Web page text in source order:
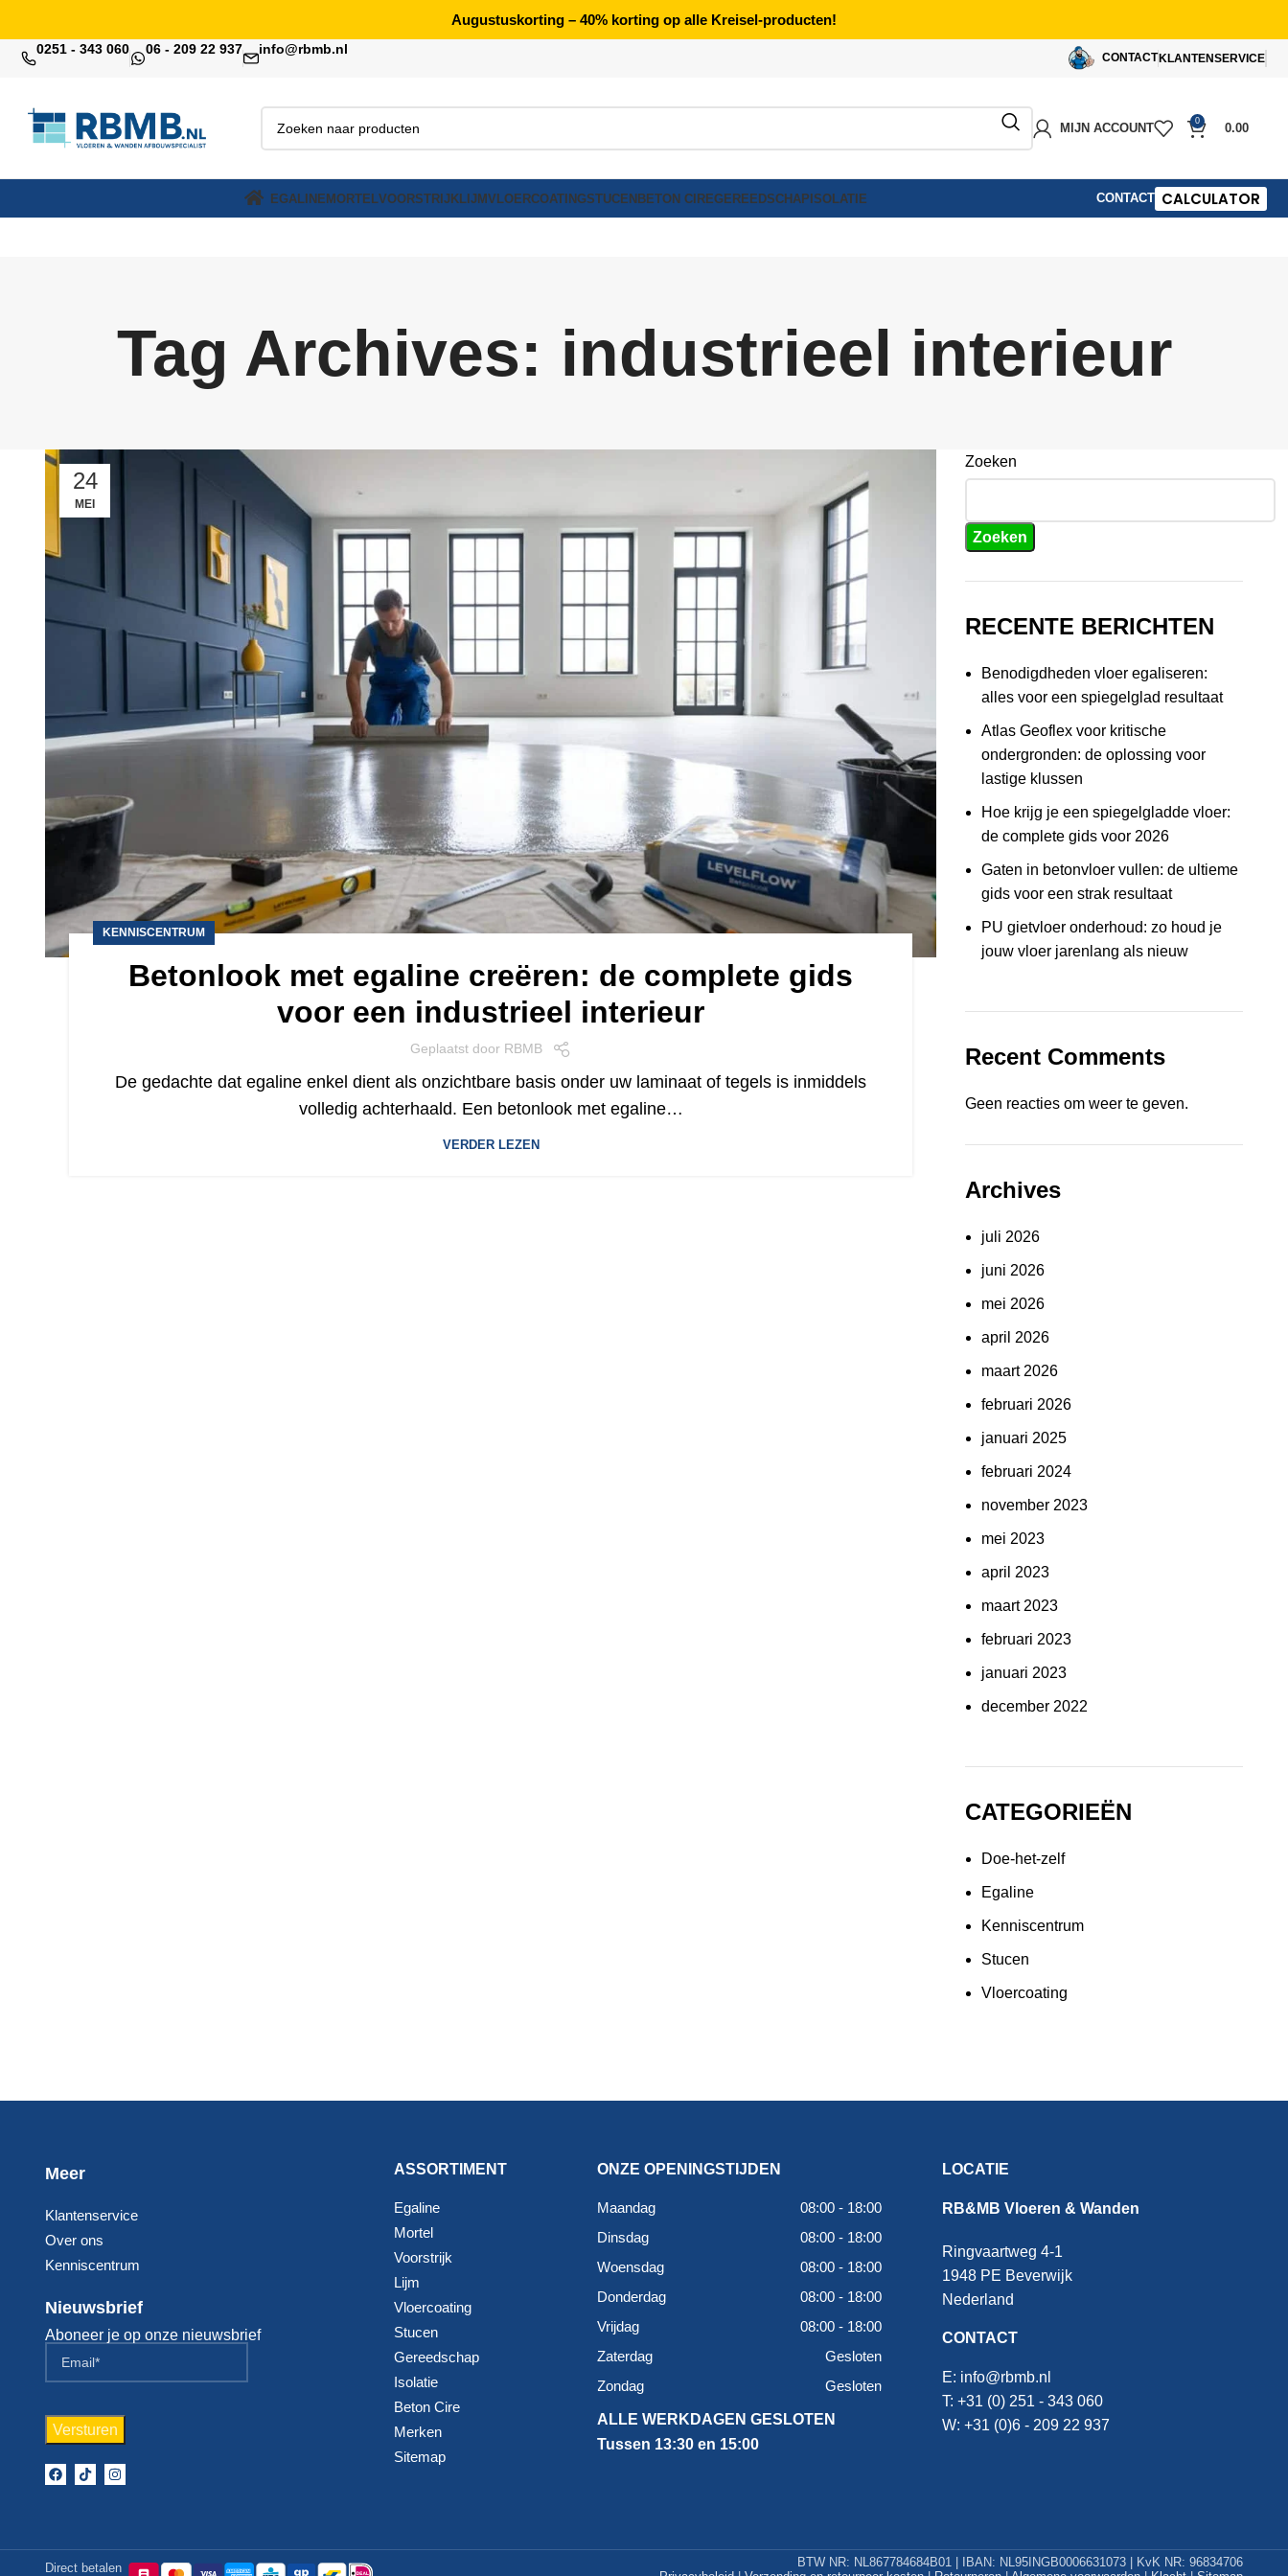
Augustuskorting – 40% korting op alle Kreisel-producten!
0251 - 343 060 06 - 209 22 937 info@rbmb.nl
CONTACT KLANTENSERVICE
MIJN ACCOUNT
0
0.00
EGALINEMORTELVOORSTRIJKLIJMVLOERCOATINGSTUCENBETON CIREGEREEDSCHAPISOLATIE CONTACT CALCULATOR
Tag Archives: industrieel interieur
24
MEI
KENNISCENTRUM
Betonlook met egaline creëren: de complete gids
voor een industrieel interieur
Geplaatst door RBMB
De gedachte dat egaline enkel dient als onzichtbare basis onder uw laminaat of tegels is inmiddels
volledig achterhaald. Een betonlook met egaline…
VERDER LEZEN
Zoeken
Zoeken
RECENTE BERICHTEN
Benodigdheden vloer egaliseren:
alles voor een spiegelglad resultaat
Atlas Geoflex voor kritische
ondergronden: de oplossing voor
lastige klussen
Hoe krijg je een spiegelgladde vloer:
de complete gids voor 2026
Gaten in betonvloer vullen: de ultieme
gids voor een strak resultaat
PU gietvloer onderhoud: zo houd je
jouw vloer jarenlang als nieuw
Recent Comments
Geen reacties om weer te geven.
Archives
juli 2026
juni 2026
mei 2026
april 2026
maart 2026
februari 2026
januari 2025
februari 2024
november 2023
mei 2023
april 2023
maart 2023
februari 2023
januari 2023
december 2022
CATEGORIEËN
Doe-het-zelf
Egaline
Kenniscentrum
Stucen
Vloercoating
Meer
Klantenservice
Over ons
Kenniscentrum
Nieuwsbrief
Aboneer je op onze nieuwsbrief
ASSORTIMENT
Egaline
Mortel
Voorstrijk
Lijm
Vloercoating
Stucen
Gereedschap
Isolatie
Beton Cire
Merken
Sitemap
ONZE OPENINGSTIJDEN
Maandag
08:00 - 18:00
Dinsdag
08:00 - 18:00
Woensdag
08:00 - 18:00
Donderdag
08:00 - 18:00
Vrijdag
08:00 - 18:00
Zaterdag
Gesloten
Zondag
Gesloten
ALLE WERKDAGEN GESLOTEN
Tussen 13:30 en 15:00
LOCATIE
RB&MB Vloeren & Wanden
Ringvaartweg 4-1
1948 PE Beverwijk
Nederland
CONTACT
E: info@rbmb.nl
T: +31 (0) 251 - 343 060
W: +31 (0)6 - 209 22 937
Direct betalen
BTW NR: NL867784684B01 | IBAN: NL95INGB0006631073 | KvK NR: 96834706